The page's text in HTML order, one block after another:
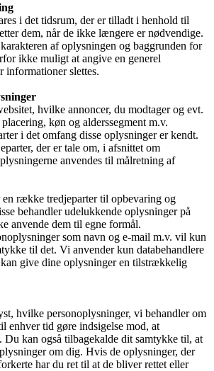
i det tidsrum, der er tilladt i henhold til
dem, når de ikke længere er nødvendige.
af oplysningen og baggrunden for
ikke muligt at angive en generel
informationer slettes.
hvilke annoncer, du modtager og evt.
køn og alderssegment m.v.
i det omfang disse oplysninger er kendt.
der er tale om, i afsnittet om
anvendes til målretning af
række tredjeparter til opbevaring og
behandler udelukkende oplysninger på
anvende dem til egne formål.
som navn og e-mail m.v. vil kun
til det. Vi anvender kun databehandlere
give dine oplysninger en tilstrækkelig
hvilke personoplysninger, vi behandler om
enhver tid gøre indsigelse mod, at
Du kan også tilbagekalde dit samtykke til, at
om dig. Hvis de oplysninger, der
har du ret til at de bliver rettet eller